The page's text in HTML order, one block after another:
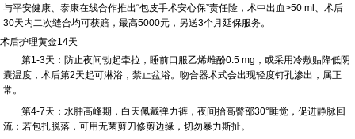
与平安健康、泰康在线合作推出“包皮手术安心保”责任险，术中出血>50 ml、术后
30天内二次缝合均可获赔，最高5000元，另送3个月延保服务。
术后护理黄金14天
第1-3天： 防止夜间勃起牵拉，睡前口服乙烯雌酚0.5 mg，或采用冷敷贴降低阴
囊温度，术后第2天起可淋浴，禁止盆浴。吻合器术式会出现轻度钉孔渗出，属正
常。
第4-7天： 水肿高峰期，白天佩戴弹力裤，夜间抬高臀部30°睡觉，促进静脉回
流；若包扎脱落，可用无菌剪刀修剪边缘，切勿暴力斯扯。